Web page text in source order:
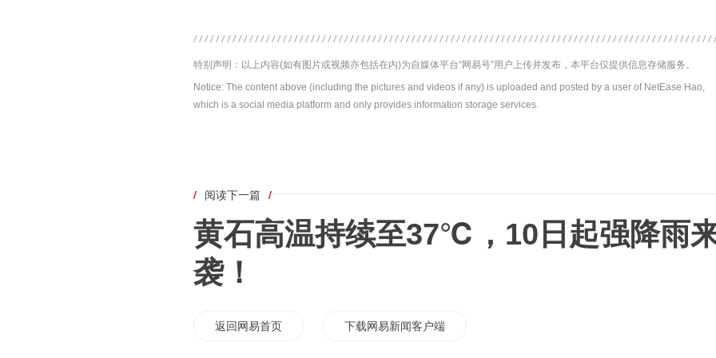
特别声明：以上内容(如有图片或视频亦包括在内)为自媒体平台“网易号”用户上传并发布，本平台仅提供信息存储服务。
Notice: The content above (including the pictures and videos if any) is uploaded and posted by a user of NetEase Hao,
which is a social media platform and only provides information storage services.
/ 阅读下一篇 /
黄石高温持续至37℃，10日起强降雨
袭！
返回网易首页 下载网易新闻客户端